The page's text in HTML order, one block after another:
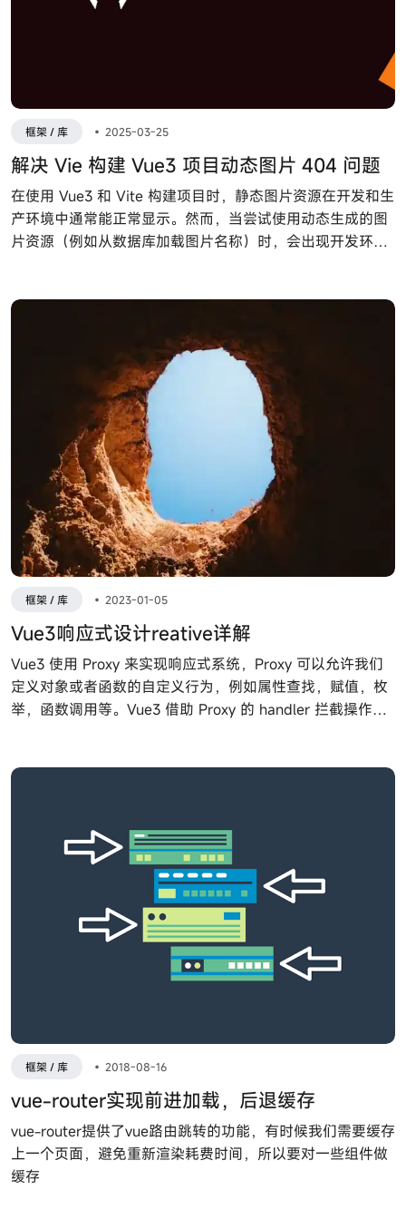
框架 / 库 • 2025-03-25
解决 Vie 构建 Vue3 项目动态图片 404 问题
在使用 Vue3 和 Vite 构建项目时，静态图片资源在开发和生
产环境中通常能正常显示。然而，当尝试使用动态生成的图
片资源（例如从数据库加载图片名称）时，会出现开发环境
框架 / 库 • 2023-01-05
Vue3响应式设计reative详解
Vue3 使用 Proxy 来实现响应式系统，Proxy 可以允许我们
定义对象或者函数的自定义行为，例如属性查找，赋值，枚
举，函数调用等。Vue3 借助 Proxy 的 handler 拦截操作，
框架 / 库 • 2018-08-16
vue-router实现前进加载，后退缓存
vue-router提供了vue路由跳转的功能，有时候我们需要缓存
上一个页面，避免重新渲染耗费时间，所以要对一些组件做
缓存